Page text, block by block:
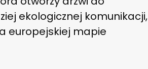
ekologicznej komunikacji,
europejskiej mapie